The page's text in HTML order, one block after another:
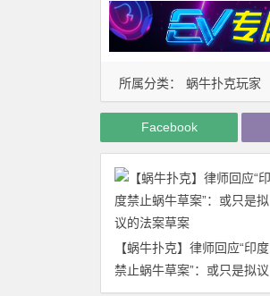
所属分类： 蜗牛扑克玩家
Facebook
【蜗牛扑克】律师回应“印度
禁止蜗牛草案”：或只是拟议
的法案草案